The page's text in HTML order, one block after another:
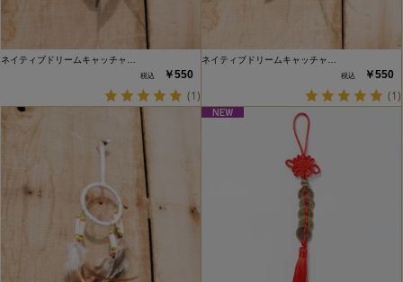
ネイティブドリームキャッチャ…
￥550
(1)
ネイティブドリームキャッチャ…
￥550
(1)